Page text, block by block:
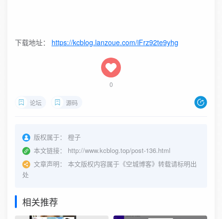
下载地址： https://kcblog.lanzoue.com/iFrz92te9yhg
0
论坛 源码
版权属于：
橙子
本文链接：
http://www.kcblog.top/post-136.html
文章声明：
本文版权内容属于《空城博客》转载请标明出
处
相关推荐